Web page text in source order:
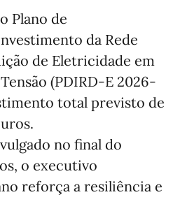
Plano de
da Rede
de Eletricidade em
(PDIRD-E 2026-
total previsto de
no final do
o executivo
reforça a resiliência e